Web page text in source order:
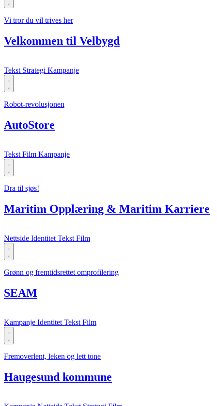
Vi tror du vil trives her
Velkommen til Velbygd
Tekst Strategi Kampanje
Robot-revolusjonen
AutoStore
Tekst Film Kampanje
Dra til sjøs!
Maritim Opplæring & Maritim Karriere
Nettside Identitet Tekst Film
Grønn og fremtidsrettet omprofilering
SEAM
Kampanje Identitet Tekst Film
Fremoverlent, leken og lett tone
Haugesund kommune